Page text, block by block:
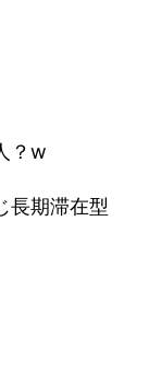
？w
長期滞在型